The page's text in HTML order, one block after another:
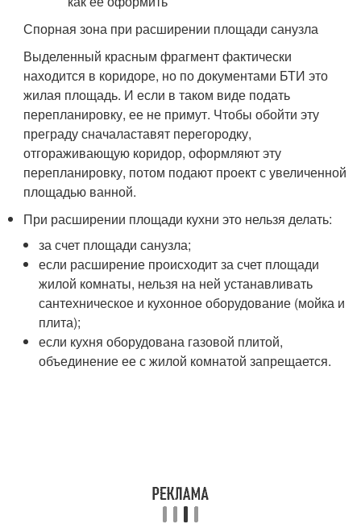
Спорная зона при расширении площади санузла
Выделенный красным фрагмент фактически
находится в коридоре, но по документами БТИ это
жилая площадь. И если в таком виде подать
перепланировку, ее не примут. Чтобы обойти эту
преграду сначаластавят перегородку,
отгораживающую коридор, оформляют эту
перепланировку, потом подают проект с увеличенной
площадью ванной.
При расширении площади кухни это нельзя делать:
за счет площади санузла;
если расширение происходит за счет площади
жилой комнаты, нельзя на ней устанавливать
сантехническое и кухонное оборудование (мойка и
плита);
если кухня оборудована газовой плитой,
объединение ее с жилой комнатой запрещается.